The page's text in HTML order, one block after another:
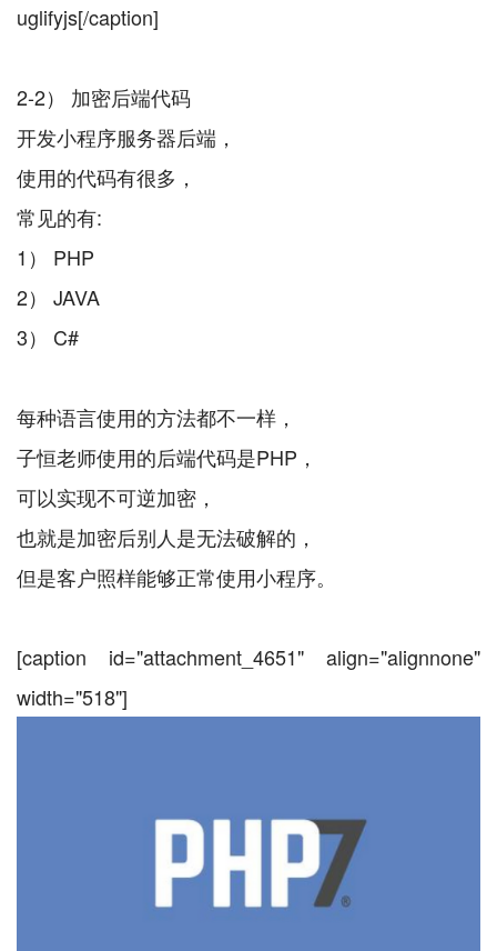
uglifyjs[/caption]
2-2） 加密后端代码
开发小程序服务器后端，
使用的代码有很多，
常见的有:
1） PHP
2） JAVA
3） C#
每种语言使用的方法都不一样，
子恒老师使用的后端代码是PHP，
可以实现不可逆加密，
也就是加密后别人是无法破解的，
但是客户照样能够正常使用小程序。
[caption id="attachment_4651" align="alignnone"
width="518"]